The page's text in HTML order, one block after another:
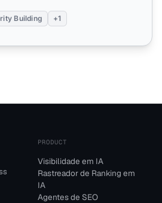
Building +1
PRODUCT
Visibilidade em IA
Rastreador de Ranking em
IA
Agentes de SEO